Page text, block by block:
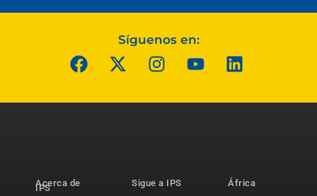
Síguenos en:
Acerca de
IPS
Sigue a IPS
África